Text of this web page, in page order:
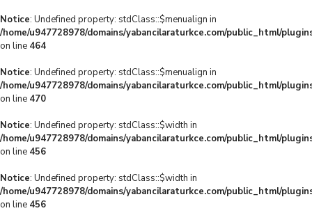
Notice: Undefined property: stdClass::$menualign in
/home/u947728978/domains/yabancilaraturkce.com/public_html/
on line 464
Notice: Undefined property: stdClass::$menualign in
/home/u947728978/domains/yabancilaraturkce.com/public_html/
on line 470
Notice: Undefined property: stdClass::$width in
/home/u947728978/domains/yabancilaraturkce.com/public_html/
on line 456
Notice: Undefined property: stdClass::$width in
/home/u947728978/domains/yabancilaraturkce.com/public_html/
on line 456